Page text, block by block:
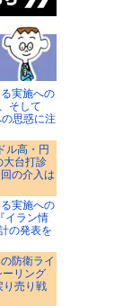
実施への
そして
思惑に注
ル高・円
大台打診
の介入は
実施への
イラン情
の発表を
防衛ライ
ーリング
り売り戦